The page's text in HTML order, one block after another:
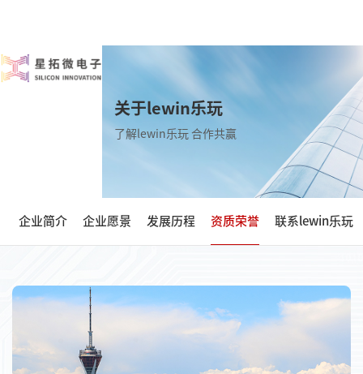
关于lewin乐玩
了解lewin乐玩 合作共赢
企业简介 企业愿景 发展历程 资质荣誉 联系lewin乐玩